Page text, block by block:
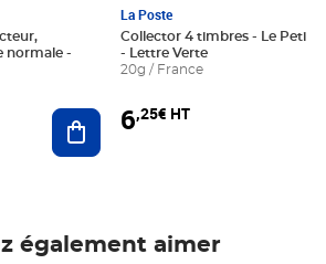
Ajouter au panier
La Poste
Collector 4 timbres - Le Petit
- Lettre Verte
20g / France
6,25€ HT
également aimer